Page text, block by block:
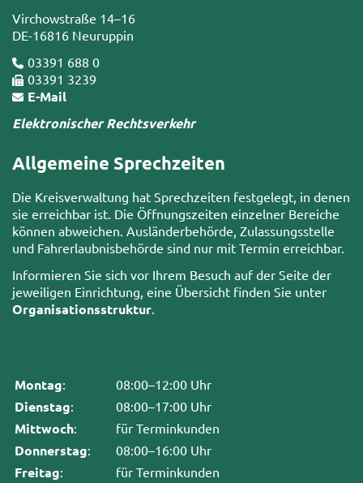
Virchowstraße 14–16
DE-16816 Neuruppin
03391 688 0
03391 3239
E-Mail
Elektronischer Rechtsverkehr
Allgemeine Sprechzeiten
Die Kreisverwaltung hat Sprechzeiten festgelegt, in denen
sie erreichbar ist. Die Öffnungszeiten einzelner Bereiche
können abweichen. Ausländerbehörde, Zulassungsstelle
und Fahrerlaubnisbehörde sind nur mit Termin erreichbar.
Informieren Sie sich vor Ihrem Besuch auf der Seite der
jeweiligen Einrichtung, eine Übersicht finden Sie unter
Organisationsstruktur
Montag: 08:00–12:00 Uhr
Dienstag: 08:00–17:00 Uhr
Mittwoch: für Terminkunden
Donnerstag: 08:00–16:00 Uhr
Freitag: für Terminkunden